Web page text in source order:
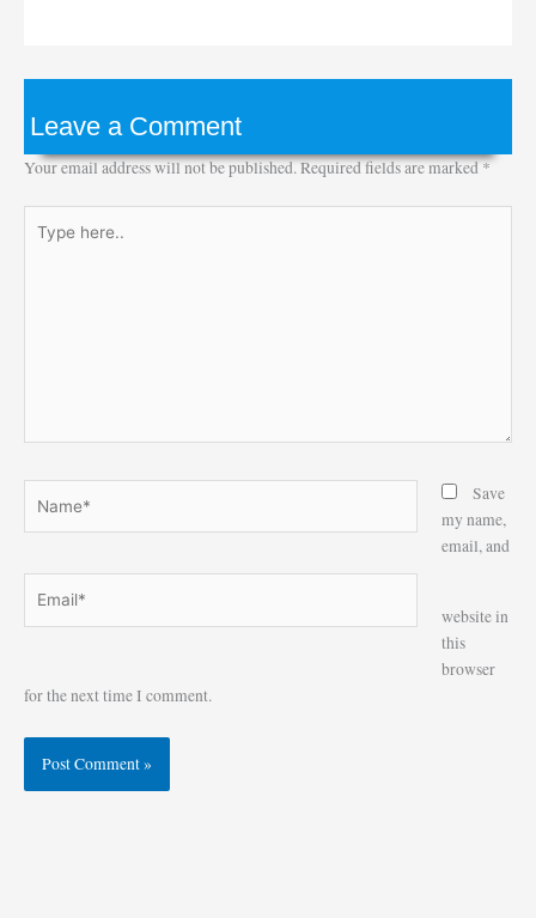
Leave a Comment
Your email address will not be published.Required fields are marked*
here..
Save
my name,
email, and
website in
this
browser
for the next time I comment.